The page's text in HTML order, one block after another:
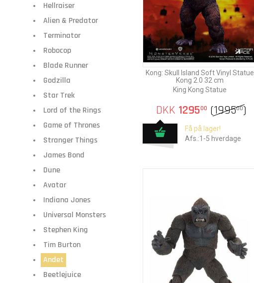
Hellraiser
Alien & Predator
Terminator
Robocop
Blade Runner
Godzilla
Star Trek
Lord of the Rings
Game of Thrones
Stranger Things
James Bond
Dune
Avatar
Indiana Jones
Universal Monsters
Stephen King
Tim Burton
Andet
Beetlejuice
Kong: Skull Island Soft Vinyl Statue
Kong 2.0 32 cm
King Kong Statue
DKK 129500 (199500)
Få på lager!
Afs.:1-5 hverdage